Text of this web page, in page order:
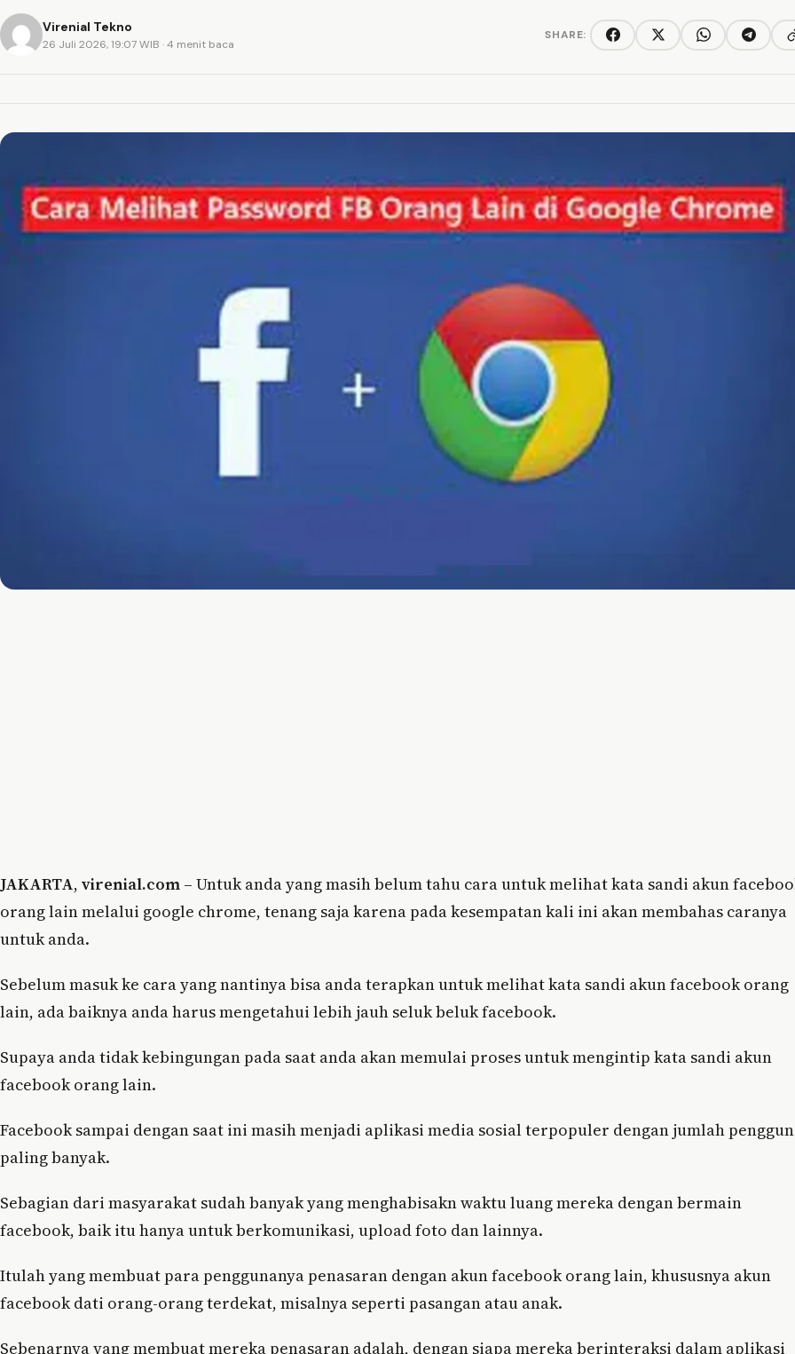
Virenial Tekno
26 Juli 2026, 19:07 WIB · 4 menit baca
SHARE: FacebookTwitter/XWhatsAppTelegram
JAKARTA, virenial.com – Untuk anda yang masih belum tahu cara untuk melihat kata sandi akun
orang lain melalui google chrome, tenang saja karena pada kesempatan kali ini akan membahas caranya
untuk anda.
Sebelum masuk ke cara yang nantinya bisa anda terapkan untuk melihat kata sandi akun facebook orang
lain, ada baiknya anda harus mengetahui lebih jauh seluk beluk facebook.
Supaya anda tidak kebingungan pada saat anda akan memulai proses untuk mengintip kata sandi akun
facebook orang lain.
Facebook sampai dengan saat ini masih menjadi aplikasi media sosial terpopuler dengan jumlah
paling banyak.
Sebagian dari masyarakat sudah banyak yang menghabisakn waktu luang mereka dengan bermain
facebook, baik itu hanya untuk berkomunikasi, upload foto dan lainnya.
Itulah yang membuat para penggunanya penasaran dengan akun facebook orang lain, khususnya akun
facebook dati orang-orang terdekat, misalnya seperti pasangan atau anak.
Sebenarnya yang membuat mereka penasaran adalah, dengan siapa mereka berinteraksi dalam aplikasi